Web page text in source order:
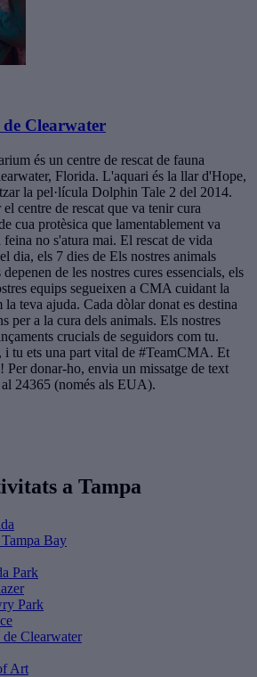
Clearwater
és un centre de rescat de fauna
Florida. L'aquari és la llar d'Hope,
la pel·lícula Dolphin Tale 2 del 2014.
centre de rescat que va tenir cura
cua protèsica que lamentablement va
no s'atura mai. El rescat de vida
dia, els 7 dies de Els nostres animals
de les nostres cures essencials, els
equips segueixen a CMA cuidant la
teva ajuda. Cada dòlar donat es destina
per a la cura dels animals. Els nostres
crucials de seguidors com tu.
i tu ets una part vital de #TeamCMA. Et
Per donar-ho, envia un missatge de text
24365 (només als EUA).
a Tampa
Bay
Park
Park
Clearwater
Art